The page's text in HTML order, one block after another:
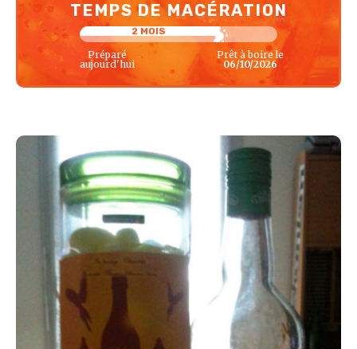
TEMPS DE MACÉRATION
2 MOIS
Préparé
aujourd'hui
Prêt à boire le
06/10/2026